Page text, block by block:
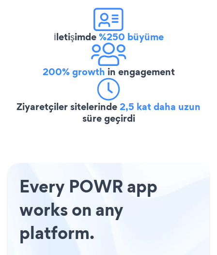
İletişimde%250 büyüme
200% growth in engagement
Ziyaretçiler sitelerinde2,5 kat daha uzun
süre geçirdi
Every POWR app
works on any
platform.